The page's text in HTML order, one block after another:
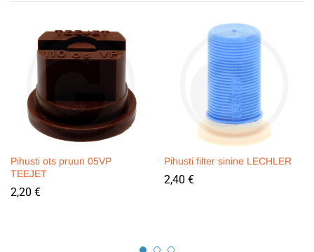
Pihusti ots pruun 05VP
TEEJET
2,20 €
Pihusti filter sinine LECHLER
2,40 €